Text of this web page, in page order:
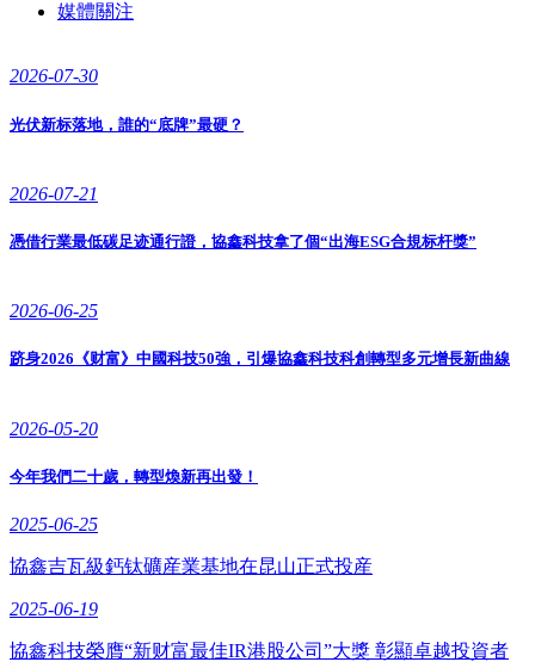
媒體關注
2026-07-30
光伏新标落地，誰的“底牌”最硬？
2026-07-21
憑借行業最低碳足迹通行證，協鑫科技拿了個“出海ESG合規标杆獎”
2026-06-25
跻身2026《财富》中國科技50強，引爆協鑫科技科創轉型多元增長新曲線
2026-05-20
今年我們二十歲，轉型煥新再出發！
2025-06-25
協鑫吉瓦級鈣钛礦産業基地在昆山正式投産
2025-06-19
協鑫科技榮膺“新财富最佳IR港股公司”大獎 彰顯卓越投資者